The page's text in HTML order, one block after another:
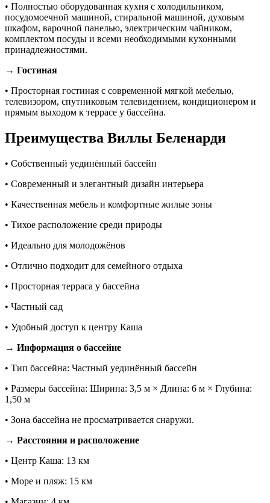
• Полностью оборудованная кухня с холодильником,
посудомоечной машиной, стиральной машиной, духовым
шкафом, варочной панелью, электрическим чайником,
комплектом посуды и всеми необходимыми кухонными
принадлежностями.
→ Гостиная
• Просторная гостиная с современной мягкой мебелью,
телевизором, спутниковым телевидением, кондиционером и
прямым выходом к террасе у бассейна.
Преимущества Виллы Беленарди
• Собственный уединённый бассейн
• Современный и элегантный дизайн интерьера
• Качественная мебель и комфортные жилые зоны
• Тихое расположение среди природы
• Идеально для молодожёнов
• Отлично подходит для семейного отдыха
• Просторная терраса у бассейна
• Частный сад
• Удобный доступ к центру Каша
→ Информация о бассейне
• Тип бассейна: Частный уединённый бассейн
• Размеры бассейна: Ширина: 3,5 м × Длина: 6 м × Глубина:
1,50 м
• Зона бассейна не просматривается снаружи.
→ Расстояния и расположение
• Центр Каша: 13 км
• Море и пляж: 15 км